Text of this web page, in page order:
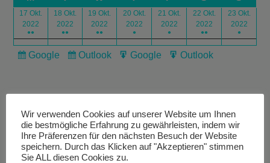
17 Okt.
2022
●●
18 Okt.
2022
●●
19 Okt.
2022
●●
20 Okt.
2022
●
21 Okt.
2022
●
22 Okt.
2022
●●
23 Okt.
2022
●
Subscribe
Google
Subscribe
Outlook
Export
Google
Export
Outlook
Livestream
Wir verwenden Cookies auf unserer Website um Ihnen
die bestmögliche Erfahrung zu gewährleisten, indem wir
Ihre Präferenzen für den nächsten Besuch der Website
speichern. Durch das Klicken auf "Akzeptieren" stimmen
Sie ALL diesen Cookies zu.